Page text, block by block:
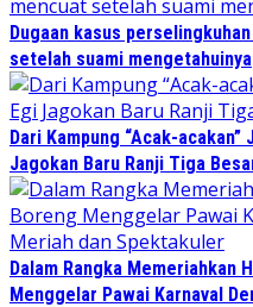
Dugaan kasus
setelah suami mengetahuinya
Dari Kampung “Acak-
Jagokan Baru Ranji Tiga
Dalam Rangka Memeriahkan
Menggelar Pawai Karnaval